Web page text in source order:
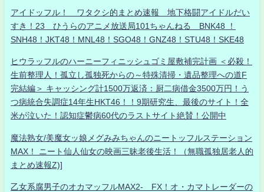
アイドッフル！ ワタクシ的まとめ速報 地下格闘アイドルだい
すき！23 ひうらのアニメ放送局101ちゃんねる BNK48 ！
SNH48！JKT48！MNL48！SGO48！GNZ48！STU48！SKE48
ヒウラッフルのハーニーフィニッシュゴミ屋敷補完計画 ＜必殺！
生前整理人！孤立し孤独死からの～特殊清掃・遺品整理への道F
完結編＞ キャッシング計1500万返済：厨二病借金3500万円！う
つ病統合失調症14年生HKT46！！9期研究生、最後のサイト！全
米が泣いた！認知症鬱病60代のラストサイト絶賛！公開中
魔法熟女/美魔女ッ娘メグみみちゃんのニートッフルステーション
MAX！ ニート仙人仙女の映画三昧老後生活！（無職孤独居老人的
まとめ速報Z)]
乙女系腐男子のオカマッフルMAX2- FX！オ・カマトレーダーの